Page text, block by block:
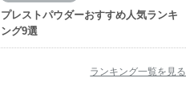
プレストパウダーおすすめ人気ランキ
ング9選
ランキング一覧を見る